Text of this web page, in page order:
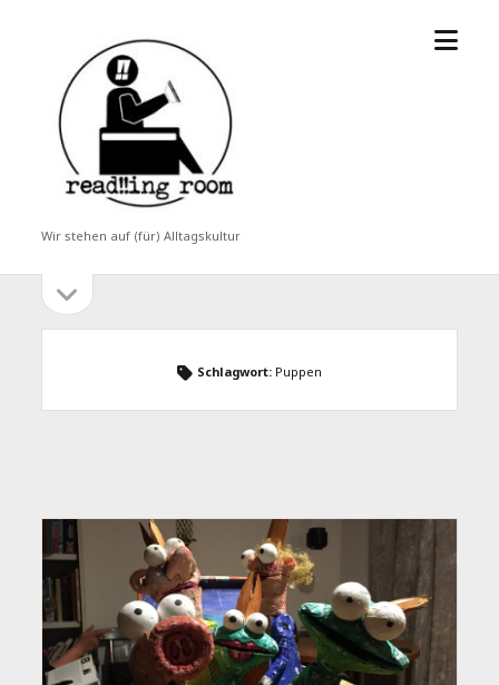
read!!ing
room
Wir stehen auf (für) Alltagskultur
Menü
Seitenleiste
öffnen
Schlagwort: Puppen